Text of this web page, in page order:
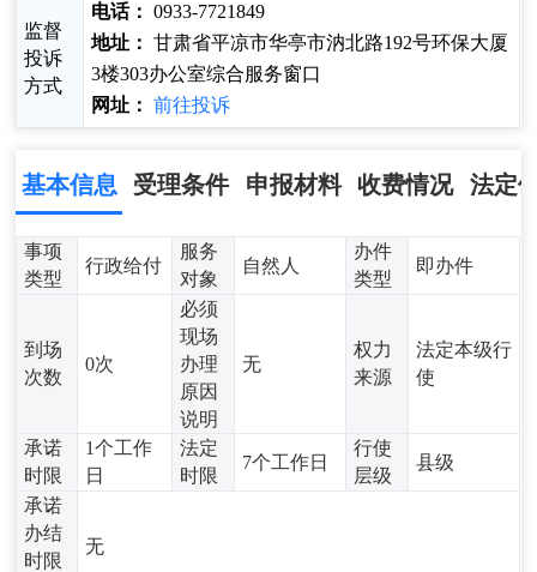
监督
投诉
方式
电话： 0933-7721849
地址： 甘肃省平凉市华亭市汭北路192号环保大厦
3楼303办公室综合服务窗口
网址： 前往投诉
基本信息 受理条件 申报材料 收费情况 法定
事项
类型
行政给付
服务
对象
自然人
办件
类型
即办件
到场
次数
0次
必须
现场
办理
原因
说明
无
权力
来源
法定本级行
使
承诺
时限
1个工作
日
法定
时限
7个工作日
行使
层级
县级
承诺
办结
时限
无